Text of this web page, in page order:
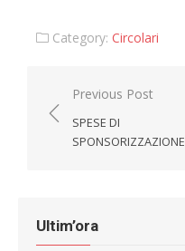
Category: Circolari
Navigazione
articoli
Previous Post
SPESE DI
SPONSORIZZAZIONE
Ultim’ora